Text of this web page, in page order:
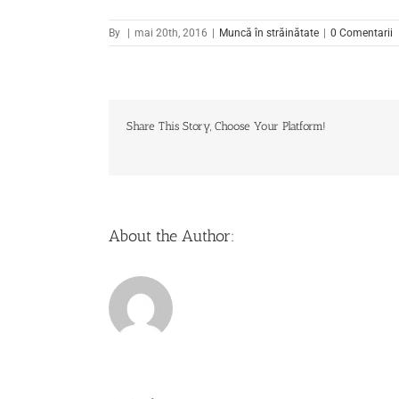
By | mai 20th, 2016 | Muncă în străinătate | 0 Comentarii
Share This Story, Choose Your Platform!
About the Author: